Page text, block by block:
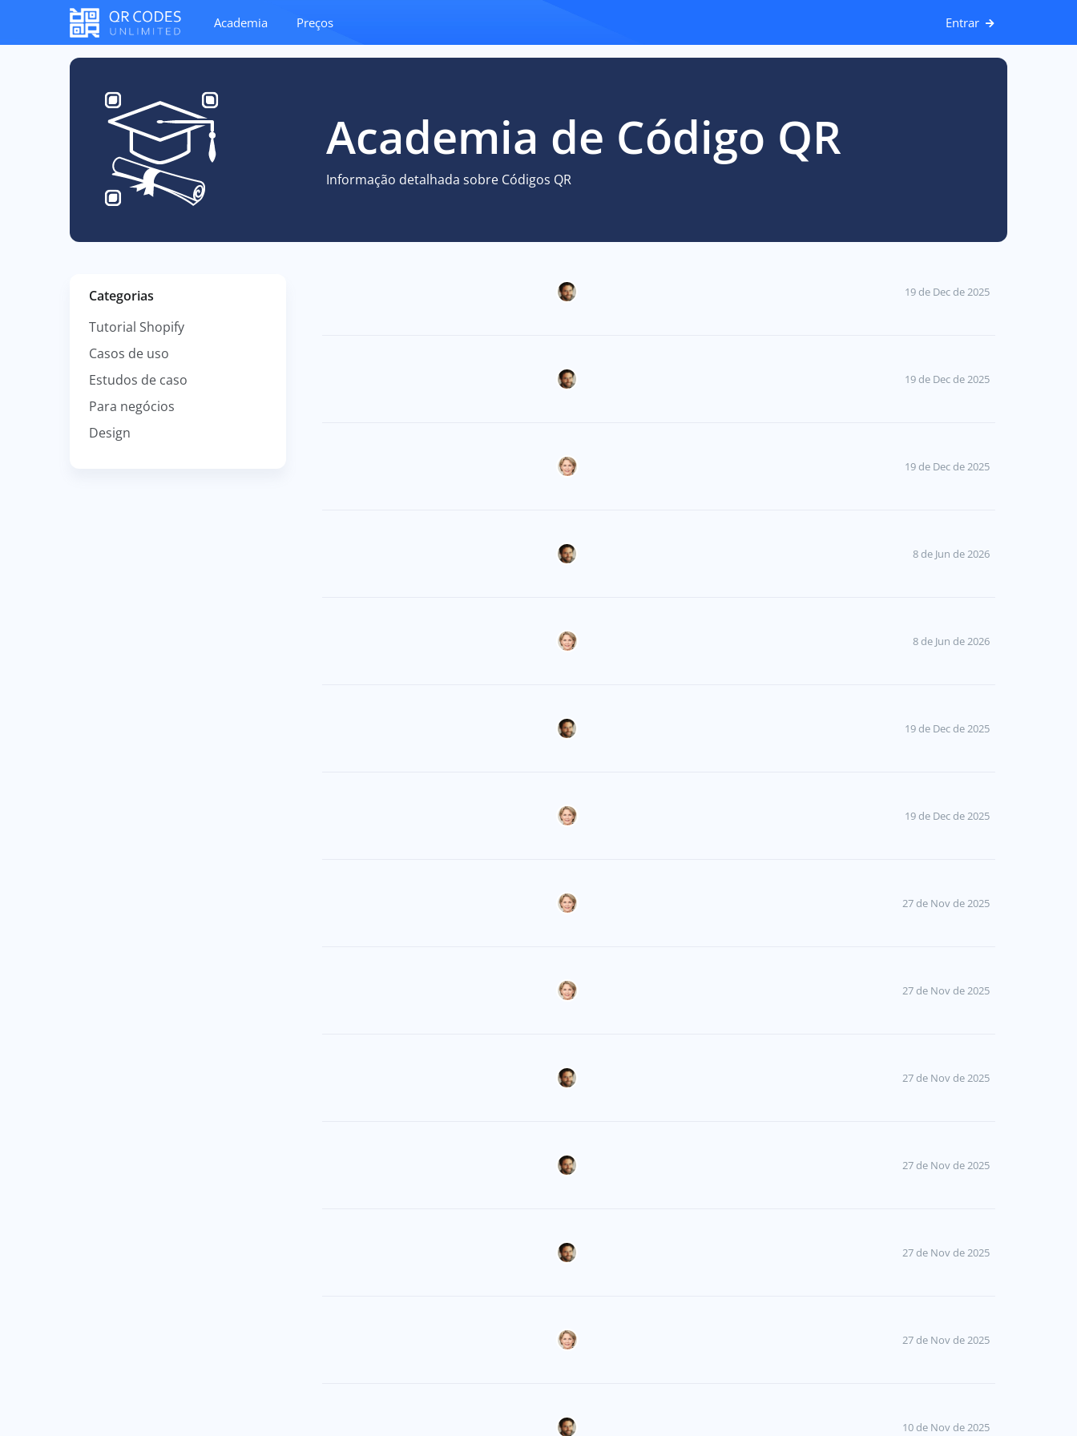
Academia Preços Entrar
Academia de Código QR
Informação detalhada sobre Códigos QR
Categorias
Tutorial Shopify
Casos de uso
Estudos de caso
Para negócios
Design
19 de Dec de 2025
19 de Dec de 2025
19 de Dec de 2025
8 de Jun de 2026
8 de Jun de 2026
19 de Dec de 2025
19 de Dec de 2025
27 de Nov de 2025
27 de Nov de 2025
27 de Nov de 2025
27 de Nov de 2025
27 de Nov de 2025
27 de Nov de 2025
10 de Nov de 2025